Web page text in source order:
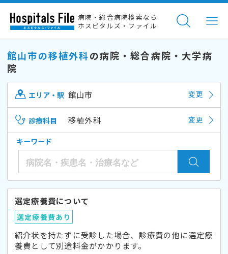
病院・総合病院検索なら
ホスピタルズ・ファイル
館山市の移植外科の病院・総合病院・大学病
院
エリア・駅 館山市 変更
診療科目 移植外科 変更
キーワード
選定療養費について
選定療養費あり
紹介状を持たずに受診した場合、診療費の他に選定療
養費として別途料金がかかります。